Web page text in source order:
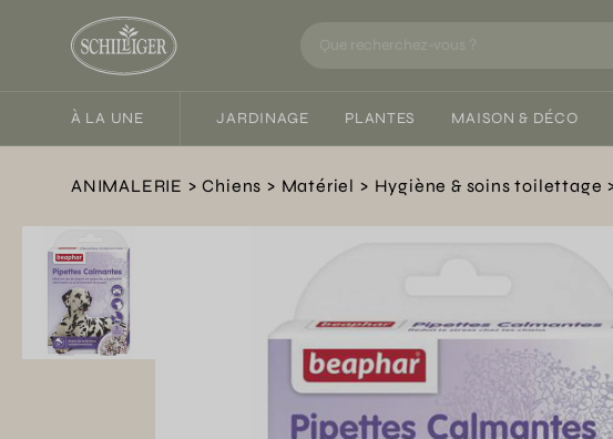
À LA UNE JARDINAGE PLANTES MAISON & DÉCO
ANIMALERIE Chiens Matériel Hygiène & soins toilettage